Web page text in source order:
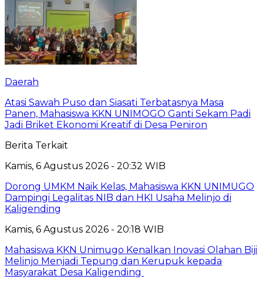
Daerah
Atasi Sawah Puso dan Siasati Terbatasnya Masa
Panen, Mahasiswa KKN UNIMOGO Ganti Sekam Padi
Jadi Briket Ekonomi Kreatif di Desa Peniron
Berita Terkait
Kamis, 6 Agustus 2026 - 20:32 WIB
Dorong UMKM Naik Kelas, Mahasiswa KKN UNIMUGO
Dampingi Legalitas NIB dan HKI Usaha Melinjo di
Kaligending
Kamis, 6 Agustus 2026 - 20:18 WIB
Mahasiswa KKN Unimugo Kenalkan Inovasi Olahan Biji
Melinjo Menjadi Tepung dan Kerupuk kepada
Masyarakat Desa Kaligending